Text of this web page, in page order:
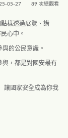
05-27 89 次總觀看
樣透過展覽、講
心中。
的公民意識。
與，都是對國安最有
讓國家安全成為你我